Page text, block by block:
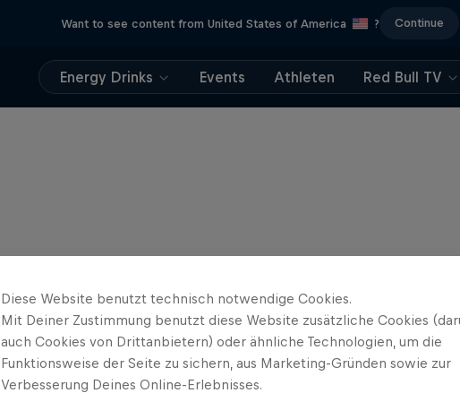
Want to see content from United States of America ? Continue
Energy Drinks Events Athleten Red Bull TV
Diese Website benutzt technisch notwendige Cookies.
Mit Deiner Zustimmung benutzt diese Website zusätzliche Cookies
auch Cookies von Drittanbietern) oder ähnliche Technologien, um die
Funktionsweise der Seite zu sichern, aus Marketing-Gründen sowie zur
Verbesserung Deines Online-Erlebnisses.